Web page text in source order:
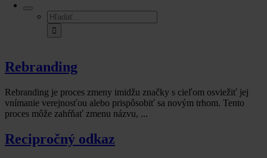
Hľadať:
Rebranding
Rebranding je proces zmeny imidžu značky s cieľom osviežiť jej
vnímanie verejnosťou alebo prispôsobiť sa novým trhom. Tento
proces môže zahŕňať zmenu názvu, ...
Recipročný odkaz